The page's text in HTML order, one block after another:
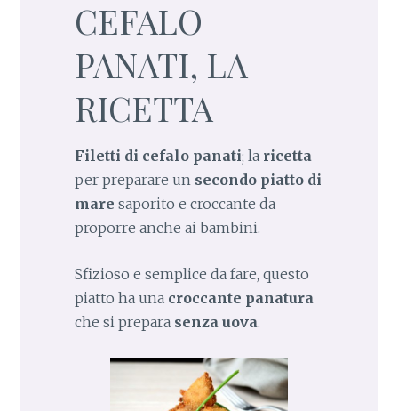
CEFALO
PANATI, LA
RICETTA
Filetti di cefalo panati; la ricetta
per preparare un secondo piatto di
mare saporito e croccante da
proporre anche ai bambini.
Sfizioso e semplice da fare, questo
piatto ha una croccante panatura
che si prepara senza uova.